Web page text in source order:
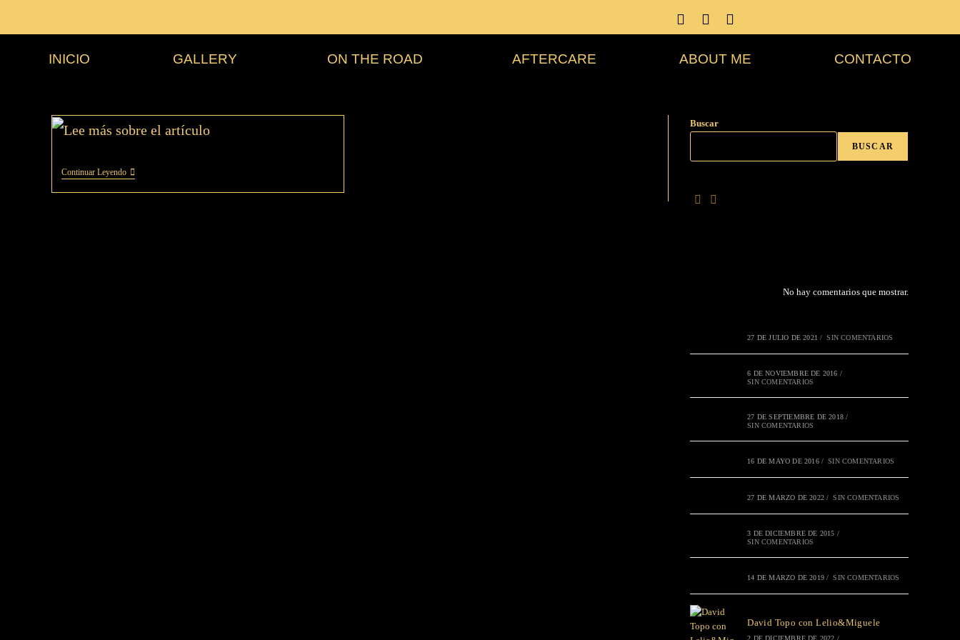
INICIO GALLERY ON THE ROAD AFTERCARE ABOUT ME CONTACTO
Continuar Leyendo
Buscar
BUSCAR
No hay comentarios que mostrar.
27 DE JULIO DE 2021 / SIN COMENTARIOS
6 DE NOVIEMBRE DE 2016 /
SIN COMENTARIOS
27 DE SEPTIEMBRE DE 2018 /
SIN COMENTARIOS
16 DE MAYO DE 2016 / SIN COMENTARIOS
27 DE MARZO DE 2022 / SIN COMENTARIOS
3 DE DICIEMBRE DE 2015 /
SIN COMENTARIOS
14 DE MARZO DE 2019 / SIN COMENTARIOS
David Topo con Lelio&Miguele
2 DE DICIEMBRE DE 2022 /